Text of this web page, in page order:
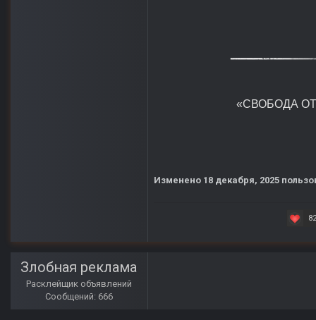
«СВОБОДА
Изменено 18 декабря, 2025
82
Злобная реклама
Расклейщик объявлений
Сообщений: 666